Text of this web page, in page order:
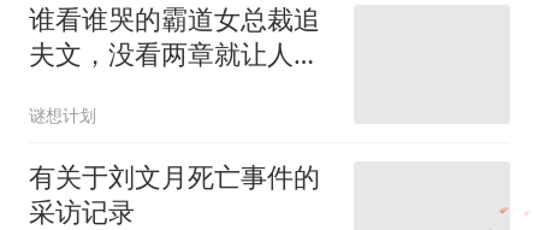
谁看谁哭的霸道女总裁追
夫文，没看两章就让人破
谜想计划
有关于刘文月死亡事件的
采访记录